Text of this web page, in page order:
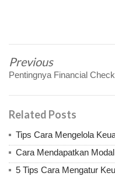
Previous
Pentingnya Financial
Related Posts
Tips Cara Mengelola
Cara Mendapatkan
5 Tips Cara Mengatur